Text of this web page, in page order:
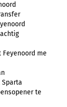
me
Sparta
te